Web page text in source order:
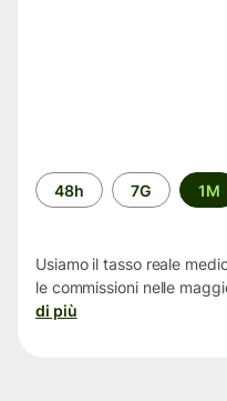
Periodo
di
48h 7G 1M
Usiamo il tasso reale
le commissioni nelle
di più